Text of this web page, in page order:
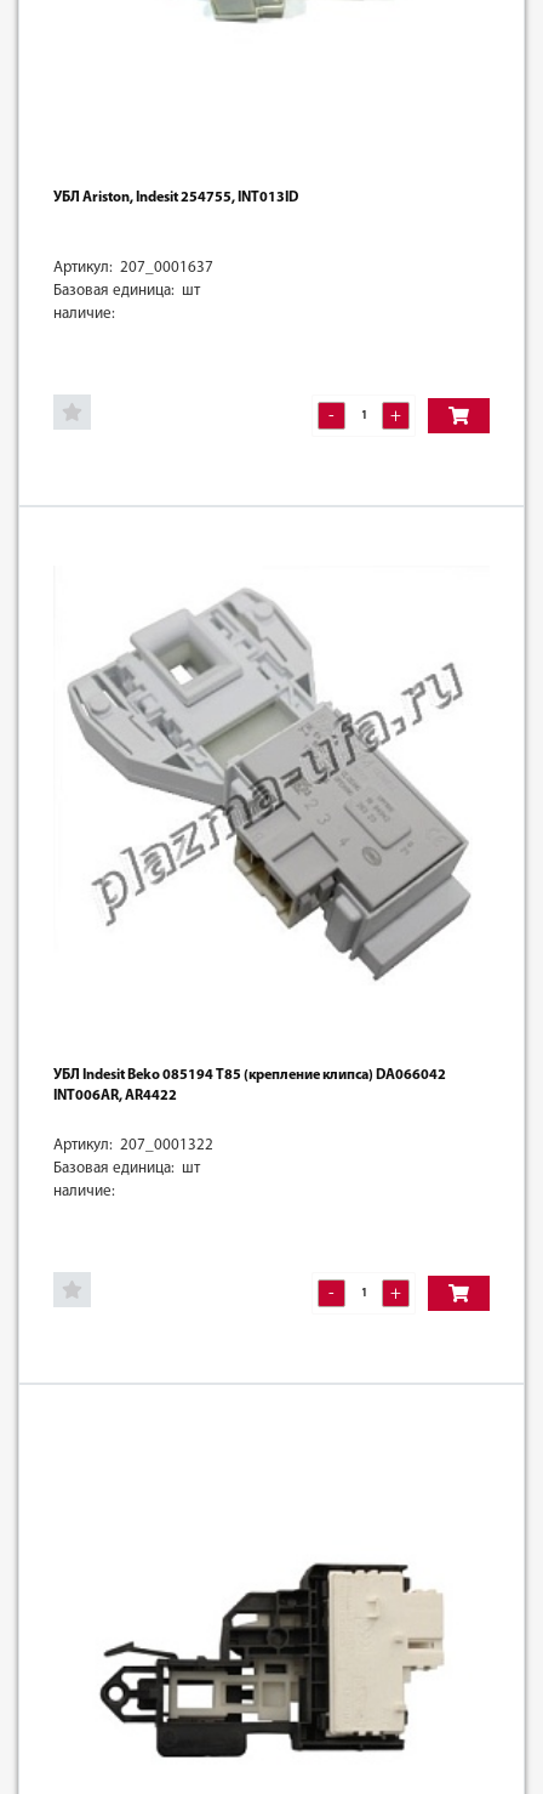
УБЛ Ariston, Indesit 254755, INT013ID
Артикул: 207_0001637
Базовая единица: шт
наличие:
- +
УБЛ Indesit Beko 085194 Т85 (крепление клипса) DA066042
INT006AR, AR4422
Артикул: 207_0001322
Базовая единица: шт
наличие:
- +